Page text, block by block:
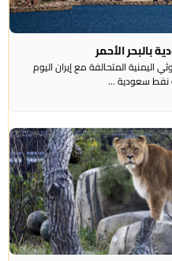
الأحمر
المتحالفة ​مع إيران اليوم
سعودية ...